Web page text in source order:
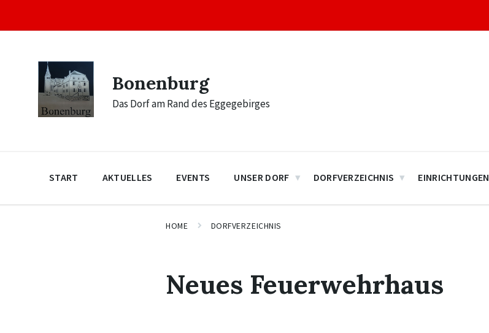
content
main
footer
Bonenburg
Das Dorf am Rand des Eggegebirges
START AKTUELLES EVENTS UNSER DORF DORFVERZEICHNIS EINRICHTUNGEN
HOME DORFVERZEICHNIS
Neues Feuerwehrhaus